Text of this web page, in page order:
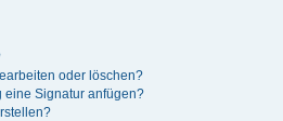
oder löschen?
eine Signatur anfügen?